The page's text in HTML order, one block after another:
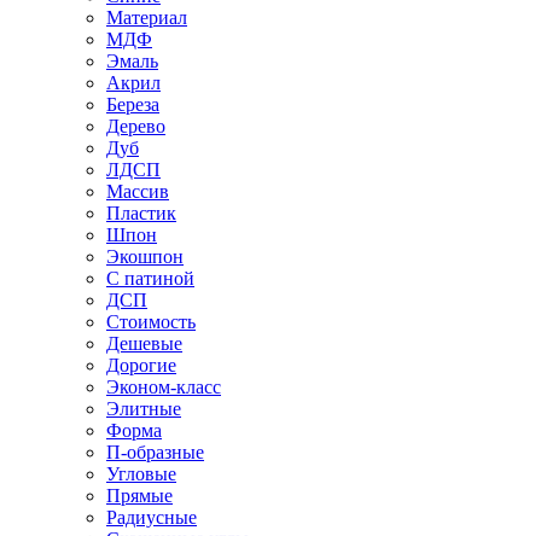
Материал
МДФ
Эмаль
Акрил
Береза
Дерево
Дуб
ЛДСП
Массив
Пластик
Шпон
Экошпон
С патиной
ДСП
Стоимость
Дешевые
Дорогие
Эконом-класс
Элитные
Форма
П-образные
Угловые
Прямые
Радиусные